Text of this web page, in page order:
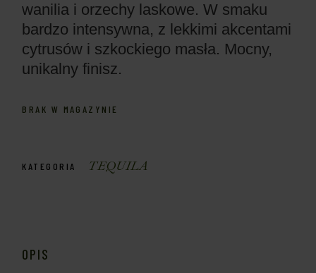
wanilia i orzechy laskowe. W smaku
bardzo intensywna, z lekkimi akcentami
cytrusów i szkockiego masła. Mocny,
unikalny finisz.
BRAK W MAGAZYNIE
KATEGORIA TEQUILA
OPIS